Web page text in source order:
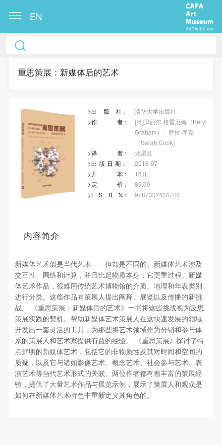
EN
重思策展：新媒体后的艺术
>出 版 社：
清华大学出版社
>作
者：
[英]贝丽尔·格雷厄姆（Beryl
Graham）、萨拉·库克
（Sarah Cook)
>译
者：
龙星如
>出 版 日 期 ：
2016-07
>开
本：
16开
>定
价：
89.00
>I
S B N ： 9787302434740
内容简介
新媒体艺术似是当代艺术——但却是不同的。新媒体艺术涉及
交互性、网络和计算，并且比起物质本身，它更重过程。新媒
体艺术作品，很难用传统艺术博物馆的介质、地理和年表类别
进行分类。这些作品向策展人提出阐释、展览以及传播的新挑
战。 《重思策展：新媒体后的艺术》一书将这些挑战视为反思
策展实践的契机。帮助新媒体艺术策展人在这快速发展的领域
开发出一套灵活的工具，为那些将艺术领域作为分销和参与体
系的策展人和艺术家提供有益的经验。 《重思策展》探讨了特
点鲜明的新媒体艺术，包括它的非物质性及其对时间和空间的
质疑，以及它与诸如影像艺术、概念艺术、社会参与艺术、表
演艺术等当代艺术形式的关联。两位作者都有着丰富的策展经
验，提供了大量艺术作品与展览示例，展示了策展人和观众是
如何在新媒体艺术特色中重新定义其角色的。
冷风起，冬意浓！ 这个冬日的北京刻意显得不那么的
重新洗礼那或许已经麻木的感官。 选择去吴哥，因为
称之美全部完美的融为一体。唯有置身于吴哥王城，
在“高棉微笑”的注视下，去凝望这曾经充满战乱、杀
戮，到现今的和平和安详。仿佛瞬间被抽离出这世间
之外，画面被定格静止了一般，转过身即是微笑。 版
权归作者所有，任何形式转载请联系作者。 关于吴
哥，我想大约是我不必多费口舌去解释每一处寺院的
由来和历史，每一个来到这里的人，多数都会花上个
北京刻意显得不那么的温暖，不禁想逃离这荒凉几
感官。 选择去吴哥，因为太想亲自去感受一下这世界
上最重要的文明古迹，它将中国长城的雄伟、泰姬陵
的细致繁复和金字塔的对称之美全部完美的融为一
体。唯有置身于吴哥王城，在“高棉微笑”的注视下，
去凝望这曾经充满战乱、杀戮，到现今的和平和安
详。仿佛瞬间被抽离出这世间之外，画面被定格静止
了一般，转过身即是微笑。 版权归作者所有，任何形
式转载请联系作者。 关于吴哥，我想大约是我不必多
费口舌去解释每一处寺院的由来和历史，每一个来到
这里的人，多数都会花上个三五日去感受吴哥雄伟壮
快捷登录
手机号码
验证码
登录
可使用雅昌艺术网会员账户登录